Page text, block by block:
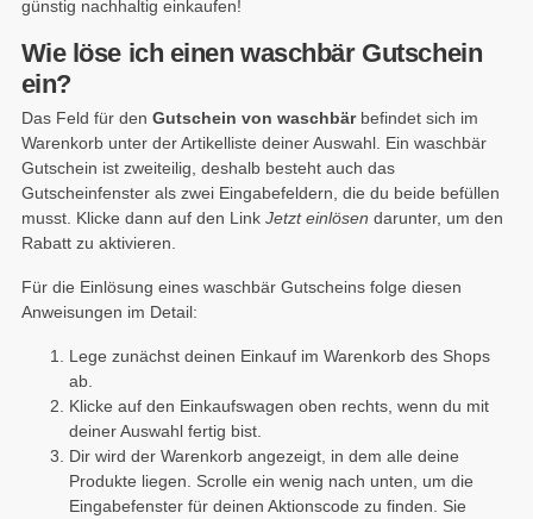
günstig nachhaltig einkaufen!
Wie löse ich einen waschbär Gutschein
ein?
Das Feld für den Gutschein von waschbärbefindet sich im
Warenkorb unter der Artikelliste deiner Auswahl. Ein waschbär
Gutschein ist zweiteilig, deshalb besteht auch das
Gutscheinfenster als zwei Eingabefeldern, die du beide befüllen
musst. Klicke dann auf den Link Jetzt einlösen darunter, um den
Rabatt zu aktivieren.
Für die Einlösung eines waschbär Gutscheins folge diesen
Anweisungen im Detail:
Lege zunächst deinen Einkauf im Warenkorb des Shops
ab.
Klicke auf den Einkaufswagen oben rechts, wenn du mit
deiner Auswahl fertig bist.
Dir wird der Warenkorb angezeigt, in dem alle deine
Produkte liegen. Scrolle ein wenig nach unten, um die
Eingabefenster für deinen Aktionscode zu finden. Sie